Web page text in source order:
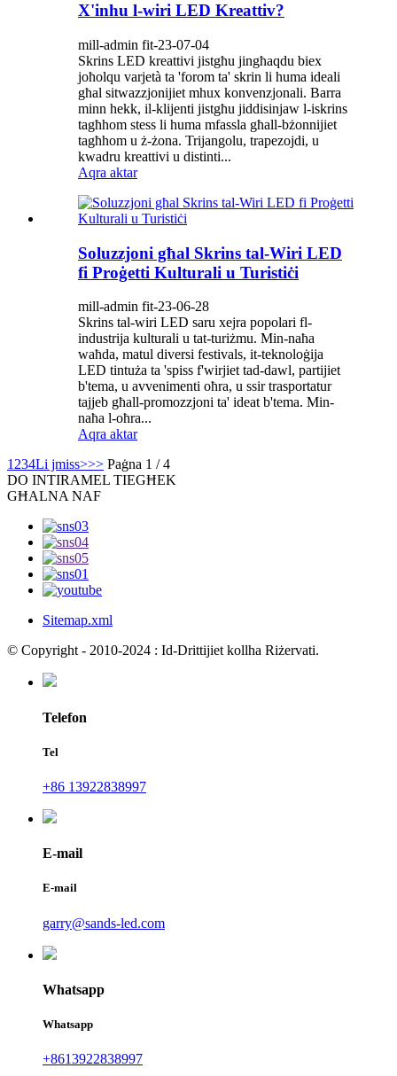
X'inhu l-wiri LED Kreattiv?
mill-admin fit-23-07-04
Skrins LED kreattivi jistgħu jingħaqdu biex
joħolqu varjetà ta 'forom ta' skrin li huma ideali
għal sitwazzjonijiet mhux konvenzjonali. Barra
minn hekk, il-klijenti jistgħu jiddisinjaw l-iskrins
tagħhom stess li huma mfassla għall-bżonnijiet
tagħhom u ż-żona. Trijangolu, trapezojdi, u
kwadru kreattivi u distinti...
Aqra aktar
Soluzzjoni għal Skrins tal-Wiri LED
fi Proġetti Kulturali u Turistiċi
mill-admin fit-23-06-28
Skrins tal-wiri LED saru xejra popolari fl-
industrija kulturali u tat-turiżmu. Min-naħa
waħda, matul diversi festivals, it-teknoloġija
LED tintuża ta 'spiss f'wirjiet tad-dawl, partijiet
b'tema, u avvenimenti oħra, u ssir trasportatur
tajjeb għall-promozzjoni ta' ideat b'tema. Min-
naħa l-oħra...
Aqra aktar
1234Li jmiss>>> Paġna 1 / 4
DO INTIRAMEL TIEGĦEK
GĦALNA NAF
Sitemap.xml
© Copyright - 2010-2024 : Id-Drittijiet kollha Riżervati.
Telefon
Tel
+86 13922838997
E-mail
E-mail
garry@sands-led.com
Whatsapp
Whatsapp
+8613922838997